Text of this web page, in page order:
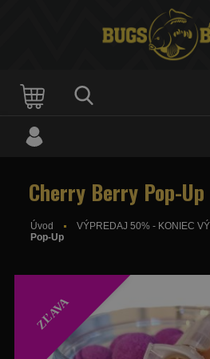
Cherry Berry Pop-Up
Úvod VÝPREDAJ 50% - KONIEC
Pop-Up
ZĽAVA